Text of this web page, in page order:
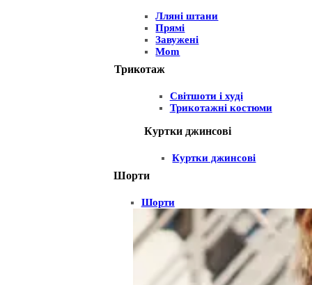
Лляні штани
Прямі
Завужені
Mom
Трикотаж
Світшоти і худі
Трикотажні костюми
Куртки джинсові
Куртки джинсові
Шорти
Шорти